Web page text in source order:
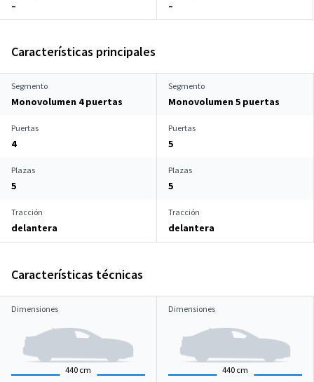
–
–
Características principales
Segmento
Monovolumen 4 puertas
Segmento
Monovolumen 5 puertas
Puertas
4
Puertas
5
Plazas
5
Plazas
5
Tracción
delantera
Tracción
delantera
Características técnicas
Dimensiones
440 cm
Dimensiones
440 cm